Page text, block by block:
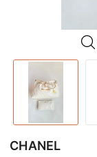
CHANEL